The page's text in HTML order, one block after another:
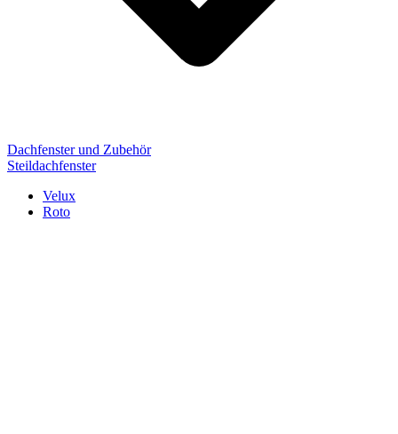
Dachfenster und Zubehör
Steildachfenster
Velux
Roto